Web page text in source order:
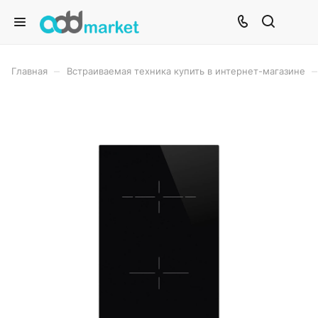
Главная Встраиваемая техника купить в интернет-магазине